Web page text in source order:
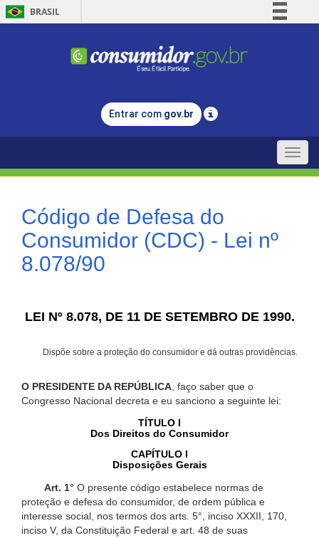
BRASIL
Comunica BR
Legislação
Entrar com gov.br
Toggle
Código de Defesa do
Consumidor (CDC) - Lei nº
8.078/90
LEI Nº 8.078, DE 11 DE SETEMBRO DE 1990.
Dispõe sobre a proteção do consumidor e dá outras providências.
O PRESIDENTE DA REPÚBLICA , faço saber que o
Congresso Nacional decreta e eu sanciono a seguinte lei:
TÍTULO I
Dos Direitos do Consumidor
CAPÍTULO I
Disposições Gerais
Art. 1° O presente código estabelece normas de
proteção e defesa do consumidor, de ordem pública e
interesse social, nos termos dos arts. 5°, inciso XXXII, 170,
inciso V, da Constituição Federal e art. 48 de suas